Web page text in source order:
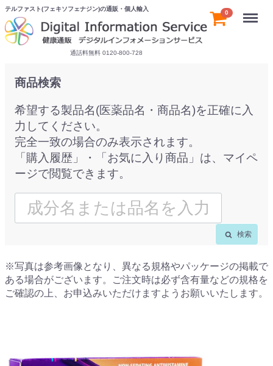
テルファスト(フェキソフェナジン)の通販・個人輸入
通話料無料 0120-800-728
0 Menu
商品検索
希望する製品名(医薬品名・商品名)を正確に入
力してください。
完全一致の場合のみ表示されます。
「購入履歴」・「お気に入り商品」は、マイペ
ージで閲覧できます。
検索
※写真は参考画像となり、異なる規格やパッケージの掲載で
ある場合がございます。ご注文時は必ず含有量などの規格を
ご確認の上、お申込みいただけますようお願いいたします。